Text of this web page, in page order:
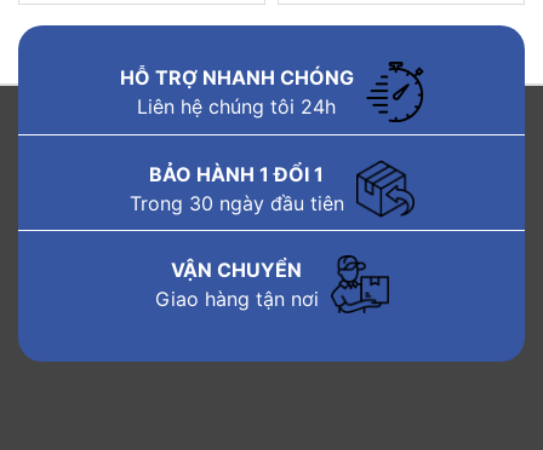
HỖ TRỢ NHANH CHÓNG
Liên hệ chúng tôi 24h
BẢO HÀNH 1 ĐỔI 1
Trong 30 ngày đầu tiên
VẬN CHUYỂN
Giao hàng tận nơi